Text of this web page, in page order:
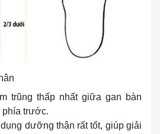
trũng thấp nhất giữa gan bàn
trước.
dưỡng thận rất tốt, giúp giải